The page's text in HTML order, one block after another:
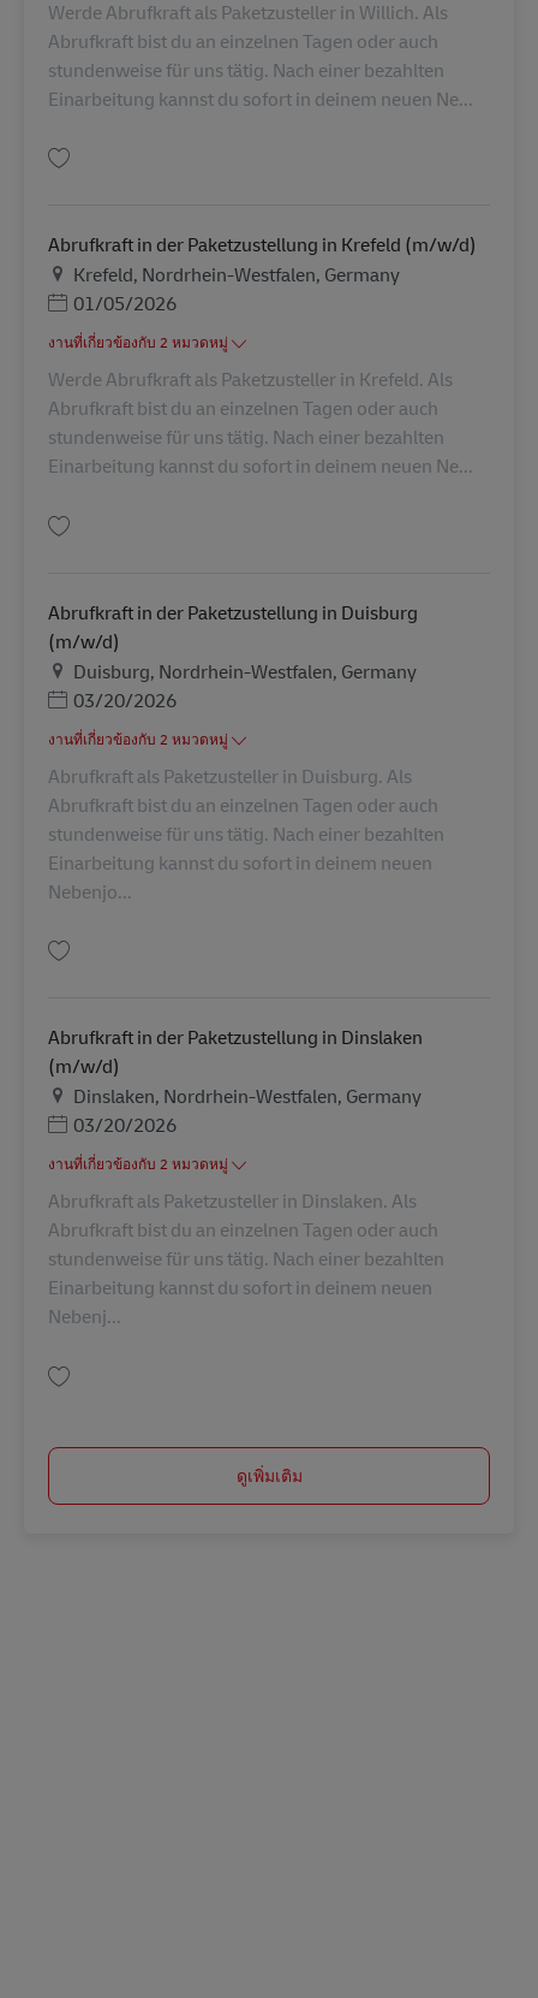
Werde Abrufkraft als Paketzusteller in Willich. Als
Abrufkraft bist du an einzelnen Tagen oder auch
stundenweise für uns tätig. Nach einer bezahlten
Einarbeitung kannst du sofort in deinem neuen Ne...
Abrufkraft in der Paketzustellung in Krefeld (m/w/d)
สถานที่
Krefeld, Nordrhein-Westfalen, Germany
Posted Date
01/05/2026
งานที่เกี่ยวข้องกับ 2 หมวดหมู่
Werde Abrufkraft als Paketzusteller in Krefeld. Als
Abrufkraft bist du an einzelnen Tagen oder auch
stundenweise für uns tätig. Nach einer bezahlten
Einarbeitung kannst du sofort in deinem neuen Ne...
Abrufkraft in der Paketzustellung in Duisburg
(m/w/d)
สถานที่
Duisburg, Nordrhein-Westfalen, Germany
Posted Date
03/20/2026
งานที่เกี่ยวข้องกับ 2 หมวดหมู่
Abrufkraft als Paketzusteller in Duisburg. Als
Abrufkraft bist du an einzelnen Tagen oder auch
stundenweise für uns tätig. Nach einer bezahlten
Einarbeitung kannst du sofort in deinem neuen
Nebenjo...
Abrufkraft in der Paketzustellung in Dinslaken
(m/w/d)
สถานที่
Dinslaken, Nordrhein-Westfalen, Germany
Posted Date
03/20/2026
งานที่เกี่ยวข้องกับ 2 หมวดหมู่
Abrufkraft als Paketzusteller in Dinslaken. Als
Abrufkraft bist du an einzelnen Tagen oder auch
stundenweise für uns tätig. Nach einer bezahlten
Einarbeitung kannst du sofort in deinem neuen
Nebenj...
ดูเพิ่มเติม